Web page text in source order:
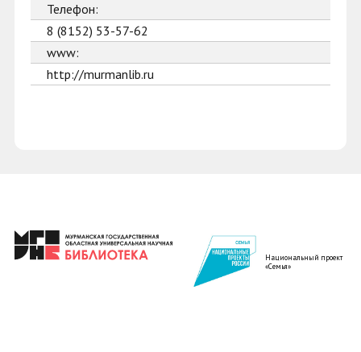
Телефон:
8 (8152) 53-57-62
www:
http://murmanlib.ru
Национальный проект
«Семья»